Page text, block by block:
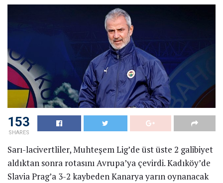
153
SHARES
Sarı-lacivertliler, Muhteşem Lig’de üst üste 2 galibiyet
aldıktan sonra rotasını Avrupa’ya çevirdi. Kadıköy’de
Slavia Prag’a 3-2 kaybeden Kanarya yarın oynanacak